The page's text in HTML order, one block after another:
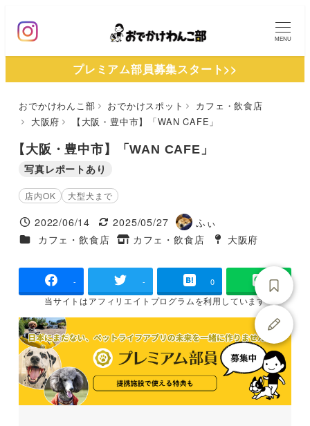
ン
MENU
プレミアム部員募集スタート>>
おでかけわんこ部 おでかけスポット
カフェ・飲食店
大阪府
【大阪・豊中市】「WAN CAFE」
【大阪・豊中市】「WAN CAFE」
写真レポートあり
店内OK 大型犬まで
投稿日
2022/06/14
更新日
2025/05/27
著
者
ふぃ
施設ジャンル
カフェ・飲食店
タグ
カフェ・飲食店
タグ
大阪府
- - 0
当サイトはアフィリエイトプログラムを利用しています